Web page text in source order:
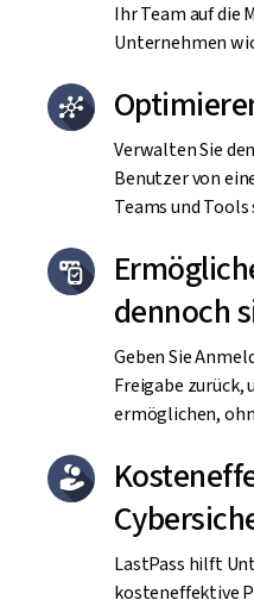
Ihr Team auf die
Unternehmen
Verwalten Sie
Benutzer von
Teams und
dennoch
Geben Sie
Freigabe zurück,
ermöglichen,
LastPass hilft
kosteneffektive